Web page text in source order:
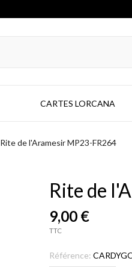
CARTES LORCANA
Rite de l'Aramesir MP23-FR264
Rite de
9,00 €
TTC
Référence: